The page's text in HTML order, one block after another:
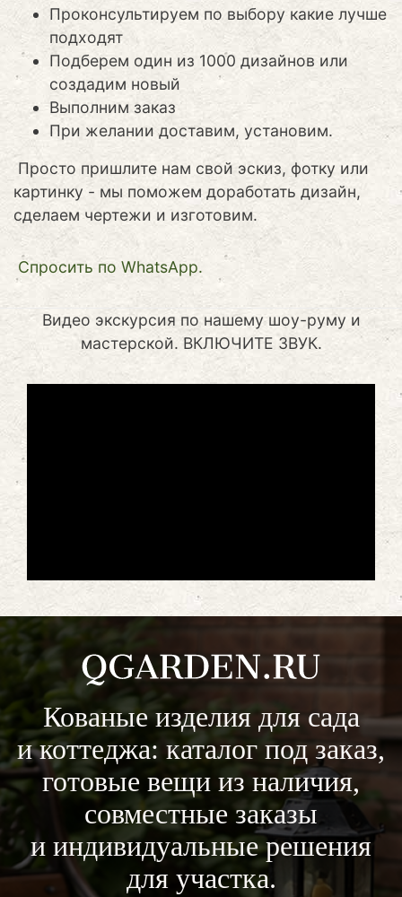
Проконсультируем по выбору какие лучше
подходят
Подберем один из 1000 дизайнов или
создадим новый
Выполним заказ
При желании доставим, установим.
Просто пришлите нам свой эскиз, фотку или
картинку - мы поможем доработать дизайн,
сделаем чертежи и изготовим.
Cпросить по WhatsApp.
Видео экскурсия по нашему шоу-руму и
мастерской. ВКЛЮЧИТЕ ЗВУК.
Кованые изделия для сада
и коттеджа: каталог под заказ,
готовые вещи из наличия,
совместные заказы
и индивидуальные решения
для участка.